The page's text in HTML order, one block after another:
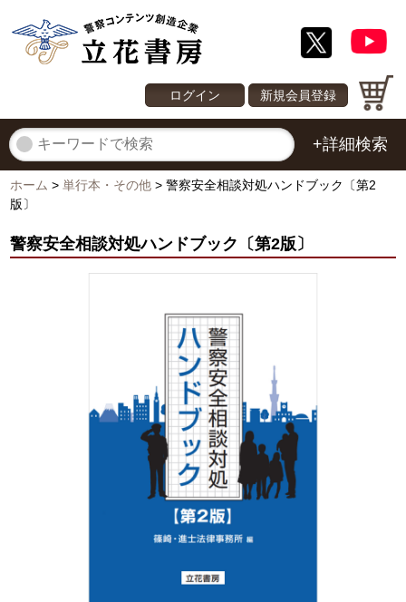
ログイン 新規会員登録
+詳細検索
ホーム > 単行本・その他 > 警察安全相談対処ハンドブック〔第2
版〕
警察安全相談対処ハンドブック〔第2版〕